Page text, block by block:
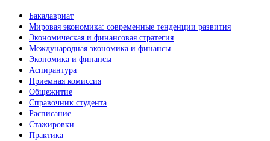
Бакалавриат
Мировая экономика: современные тенденции развития
Экономическая и финансовая стратегия
Международная экономика и финансы
Экономика и финансы
Аспирантура
Приемная комиссия
Общежитие
Справочник студента
Расписание
Стажировки
Практика